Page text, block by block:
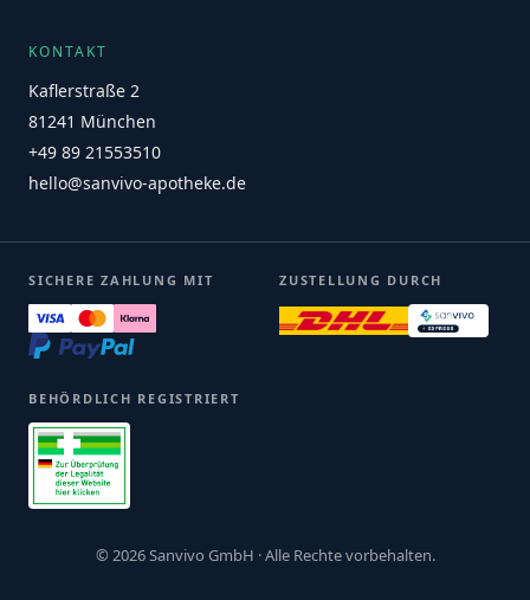
KONTAKT
Kaflerstraße 2
81241 München
+49 89 21553510
hello@sanvivo-apotheke.de
SICHERE ZAHLUNG MIT ZUSTELLUNG DURCH
BEHÖRDLICH REGISTRIERT
© 2026 Sanvivo GmbH · Alle Rechte vorbehalten.